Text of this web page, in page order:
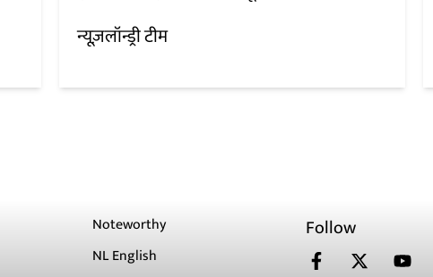
न्यूज़लॉन्ड्री टीम
Noteworthy
NL English
Follow